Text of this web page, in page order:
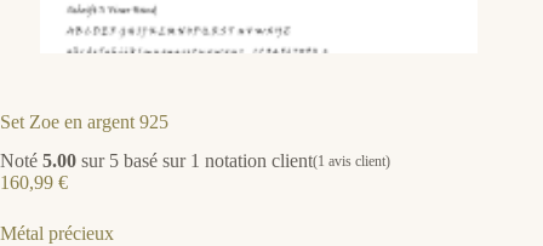
Set Zoe en argent 925
Noté 5.00 sur 5 basé sur 1 notation client(1 avis client)
160,99 €
Métal précieux